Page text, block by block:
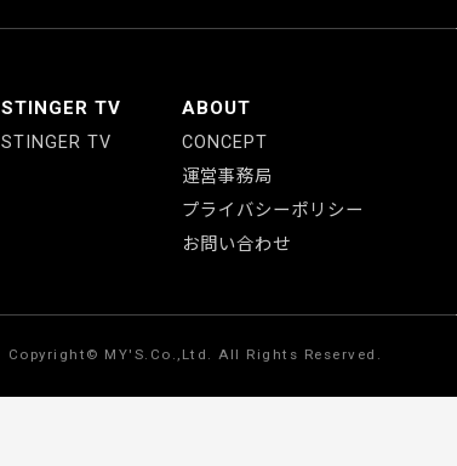
STINGER TV
STINGER TV
ABOUT
CONCEPT
運営事務局
プライバシーポリシー
お問い合わせ
Copyright© MY'S.Co.,Ltd. All Rights Reserved.